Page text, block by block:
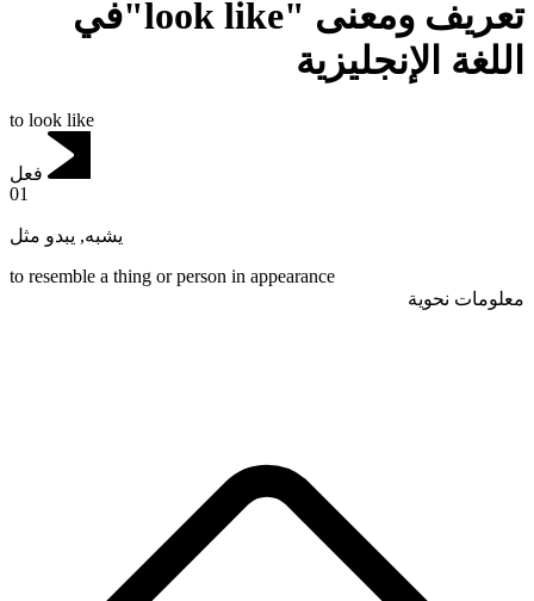
تعريف ومعنى "look like"في
اللغة الإنجليزية
to look like
فعل
01
يشبه, يبدو مثل
to resemble a thing or person in appearance
معلومات نحوية